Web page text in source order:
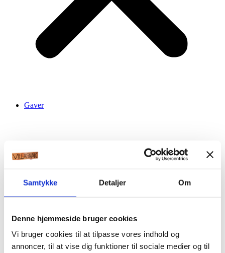
Samtykke Detaljer Om
Denne hjemmeside bruger cookies
Vi bruger cookies til at tilpasse vores indhold og
annoncer, til at vise dig funktioner til sociale medier og til
Gaver